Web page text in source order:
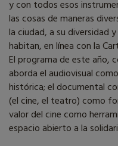
y con todos esos
las cosas de maneras
la ciudad, a su diversidad
habitan, en línea con la
El programa de este año,
aborda el audiovisual
histórica; el documental
(el cine, el teatro) como
valor del cine como
espacio abierto a la